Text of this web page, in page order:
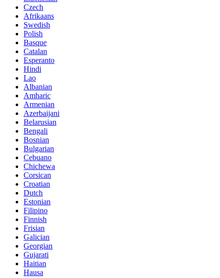
Czech
Afrikaans
Swedish
Polish
Basque
Catalan
Esperanto
Hindi
Lao
Albanian
Amharic
Armenian
Azerbaijani
Belarusian
Bengali
Bosnian
Bulgarian
Cebuano
Chichewa
Corsican
Croatian
Dutch
Estonian
Filipino
Finnish
Frisian
Galician
Georgian
Gujarati
Haitian
Hausa